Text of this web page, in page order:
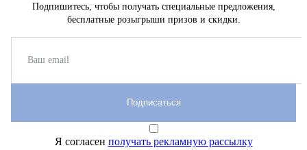
Подпишитесь, чтобы получать специальные предложения,
бесплатные розыгрыши призов и скидки.
Подписаться
Я согласен получать рекламную рассылку